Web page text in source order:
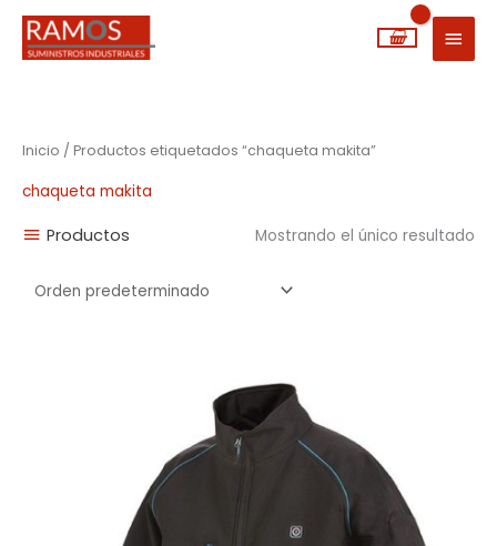
MENÚ
Inicio / Productos etiquetados “chaqueta makita”
chaqueta makita
Productos Mostrando el único resultado